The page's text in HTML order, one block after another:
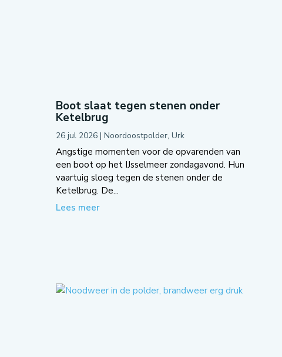
Boot slaat tegen stenen onder
Ketelbrug
26 jul 2026| Noordoostpolder, Urk
Angstige momenten voor de opvarenden van
een boot op het IJsselmeer zondagavond. Hun
vaartuig sloeg tegen de stenen onder de
Ketelbrug. De...
Lees meer